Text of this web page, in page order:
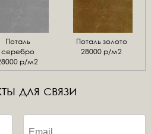
Поталь
серебро
р/м2
Поталь золото
28000 р/м2
для связи